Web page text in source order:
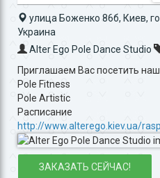
улица Боженко 86б, Киев,
Украина
Alter Ego Pole Dance Studio‎
Приглашаем Вас посетить
Pole Fitness
Pole Artistic
Расписание
http://www.alterego.kiev.ua/
ЗАКАЗАТЬ СЕЙЧАС!